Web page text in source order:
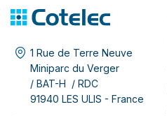
1 Rue de Terre Neuve
Miniparc du Verger
/ BAT-H / RDC
91940 LES ULIS - France